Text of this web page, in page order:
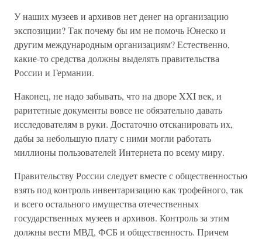
У наших музеев и архивов нет денег на организацию
экспозиции? Так почему бы им не помочь Юнеско и
другим международным организациям? Естественно,
какие-то средства должны выделять правительства
России и Германии.
Наконец, не надо забывать, что на дворе XXI век, и
раритетные документы вовсе не обязательно давать
исследователям в руки. Достаточно отсканировать их,
дабы за небольшую плату с ними могли работать
миллионы пользователей Интернета по всему миру.
Правительству России следует вместе с общественностью
взять под контроль инвентаризацию как трофейного, так
и всего остального имущества отечественных
государственных музеев и архивов. Контроль за этим
должны вести МВД, ФСБ и общественность. Причем